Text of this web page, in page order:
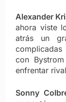
Alexander
ahora viste
atrás un
con
enfrentar
Sonny